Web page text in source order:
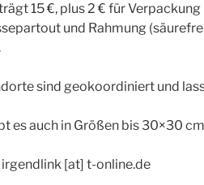
15 €, plus 2 € für Verpackung
und Rahmung
sind geokoordiniert und
es auch in Größen bis 30×30
[at] t-online.de